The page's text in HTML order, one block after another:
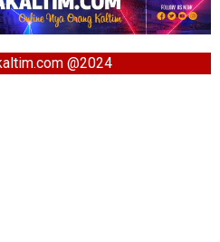
@2024